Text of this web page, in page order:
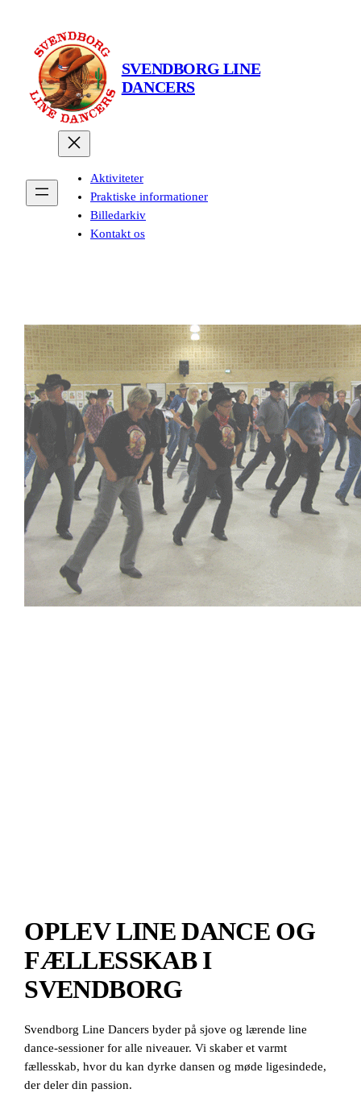
indhold
SVENDBORG LINE
DANCERS
Aktiviteter
Praktiske informationer
Billedarkiv
Kontakt os
OPLEV LINE DANCE OG
FÆLLESSKAB I
SVENDBORG
Svendborg Line Dancers byder på sjove og lærende line
dance-sessioner for alle niveauer. Vi skaber et varmt
fællesskab, hvor du kan dyrke dansen og møde ligesindede,
der deler din passion.